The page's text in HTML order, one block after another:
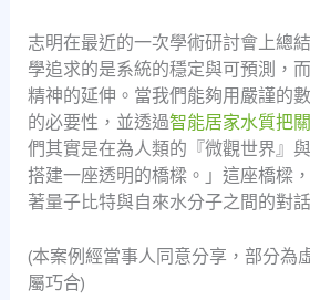
志明在最近的一次學術研討會上總
學追求的是系統的穩定與可預測，
精神的延伸。當我們能夠用嚴謹的
的必要性，並透過智能居家水質把關
們其實是在為人類的『微觀世界』
搭建一座透明的橋樑。」這座橋樑
著量子比特與自來水分子之間的對話
(本案例經當事人同意分享，部分為
屬巧合)